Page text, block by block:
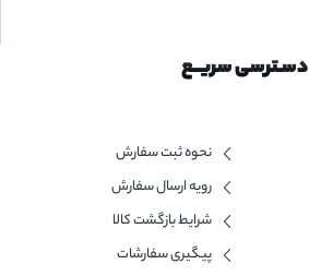
دسـترسی سریــع
نحوه ثبت سفارش
رویه ارسال سفارش
شرایط بازگشت کالا
پیگیری سفارشات